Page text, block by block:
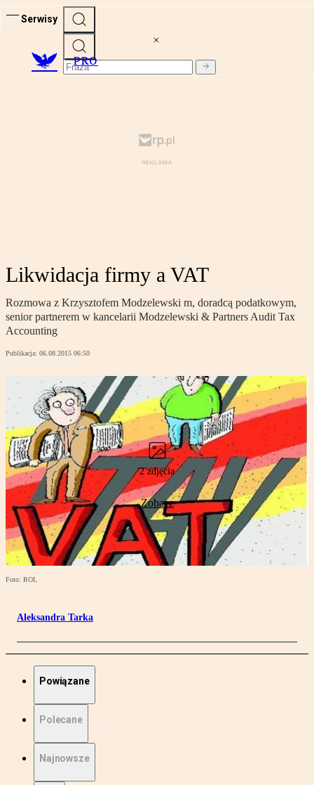
Serwisy
PRO
Likwidacja firmy a VAT
Rozmowa z Krzysztofem Modzelewski m, doradcą podatkowym,
senior partnerem w kancelarii Modzelewski & Partners Audit Tax
Accounting
Publikacja: 06.08.2015 06:50
2 zdjęcia
Zobacz
Foto: ROL
Aleksandra Tarka
Powiązane
Polecane
Najnowsze